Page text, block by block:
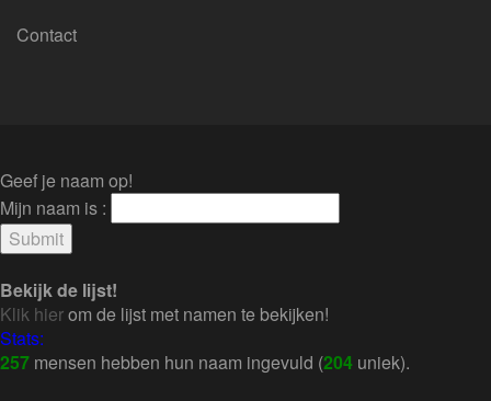
Contact
Geef je naam op!
Mijn naam is :
Bekijk de lijst!
Klik hierom de lijst met namen te bekijken!
Stats:
257 mensen hebben hun naam ingevuld (204 uniek).